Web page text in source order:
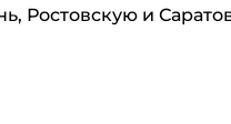
Ростовскую и